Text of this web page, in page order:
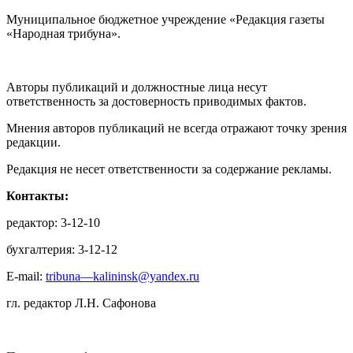
Муниципальное бюджетное учреждение «Редакция газеты
«Народная трибуна».
Авторы публикаций и должностные лица несут
ответственность за достоверность приводимых фактов.
Мнения авторов публикаций не всегда отражают точку зрения
редакции.
Редакция не несет ответственности за содержание рекламы.
Контакты:
редактор: 3-12-10
бухгалтерия: 3-12-12
E-mail: tribuna—kalininsk@yandex.ru
гл. редактор Л.Н. Сафонова